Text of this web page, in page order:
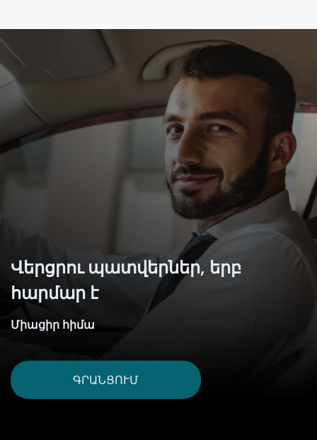
Վերցրու պատվերներ, երբ
հարմար է
Միացիր հիմա
ԳՐԱՆՑՈՒՄ